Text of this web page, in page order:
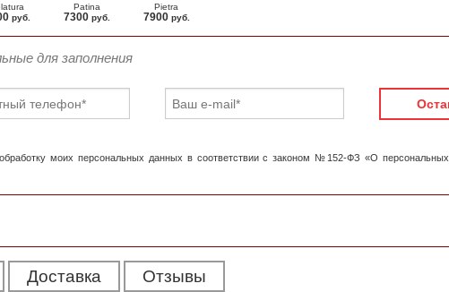
руб.
Patina
7300 руб.
Pietra
7900 руб.
для заполнения
моих персональных данных в соответствии с законом №152-ФЗ «О
Доставка Отзывы